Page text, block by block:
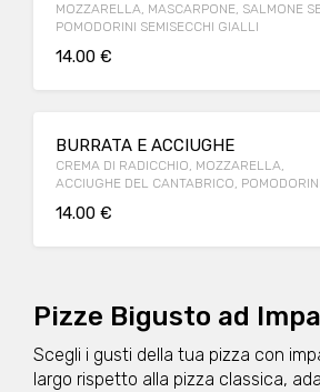
MOZZARELLA, MASCARPONE, SALMONE
POMODORINI SEMISECCHI GIALLI
14.00 €
BURRATA E ACCIUGHE
CREMA DI RADICCHIO, MOZZARELLA,
ACCIUGHE DEL CANTABRICO, POMODORINI
14.00 €
Pizze Bigusto ad
Scegli i gusti della tua pizza con
largo rispetto alla pizza classica,